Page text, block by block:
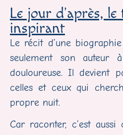
Le jour d'après, le
inspirant
Le récit d’une
seulement son auteur
douloureuse. Il devient
celles et ceux qui
propre nuit.
Car raconter, c’est